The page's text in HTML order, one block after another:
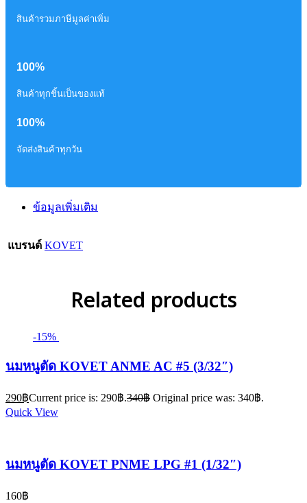
สินค้ารวมภาษีมูลค่าเพิ่ม
100%
สินค้าทุกชิ้นเป็นของแท้
100%
จัดส่งสินค้าทุกวัน
ข้อมูลเพิ่มเติม
แบรนด์ KOVET
Related products
-15%
นมหนูตัด KOVET ANME AC #5 (3/32″)
290฿Current price is: 290฿.340฿ Original price was: 340฿.
Quick View
นมหนูตัด KOVET PNME LPG #1 (1/32″)
160฿